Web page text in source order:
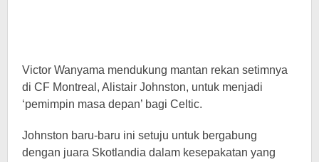
Victor Wanyama mendukung mantan rekan setimnya
di CF Montreal, Alistair Johnston, untuk menjadi
‘pemimpin masa depan’ bagi Celtic.
Johnston baru-baru ini setuju untuk bergabung
dengan juara Skotlandia dalam kesepakatan yang